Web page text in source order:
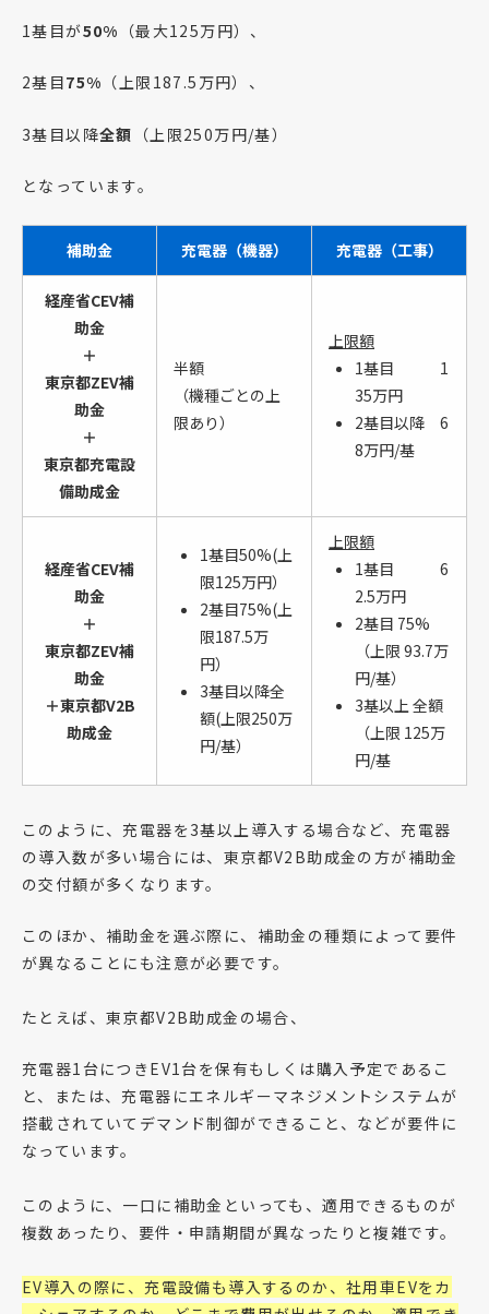
1基目が50% （最大125万円）、
2基目75% （上限187.5万円）、
3基目以降全額 （上限250万円/基）
となっています。
補助金 充電器（機器） 充電器（工事）
経産省CEV補
助金
＋
東京都ZEV補
助金
＋
東京都充電設
備助成金
半額
（機種ごとの上
限あり）
上限額
1基目 1
35万円
2基目以降 6
8万円/基
経産省CEV補
助金
＋
東京都ZEV補
助金
＋東京都V2B
助成金
1基目50%(上
限125万円）
2基目75%(上
限187.5万
円）
3基目以降全
額(上限250万
円/基）
上限額
1基目 6
2.5万円
2基目 75%
（上限 93.7万
円/基）
3基以上 全額
（上限 125万
円/基
このように、充電器を3基以上導入する場合など、充電器
の導入数が多い場合には、東京都V2B助成金の方が補助金
の交付額が多くなります。
このほか、補助金を選ぶ際に、補助金の種類によって要件
が異なることにも注意が必要です。
たとえば、東京都V2B助成金の場合、
充電器1台につきEV1台を保有もしくは購入予定であるこ
と、または、充電器にエネルギーマネジメントシステムが
搭載されていてデマンド制御ができること、などが要件に
なっています。
このように、一口に補助金といっても、適用できるものが
複数あったり、要件・申請期間が異なったりと複雑です。
EV導入の際に、充電設備も導入するのか、社用車EVをカ